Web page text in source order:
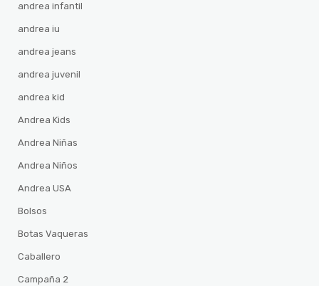
andrea infantil
andrea iu
andrea jeans
andrea juvenil
andrea kid
Andrea Kids
Andrea Niñas
Andrea Niños
Andrea USA
Bolsos
Botas Vaqueras
Caballero
Campaña 2